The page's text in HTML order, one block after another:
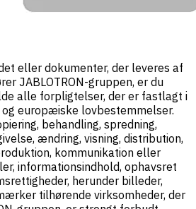
eller dokumenter, der leveres af
JABLOTRON-gruppen, er du
alle forpligtelser, der er fastlagt i
europæiske lovbestemmelser.
behandling, spredning,
ændring, visning, distribution,
kommunikation eller
informationsindhold, ophavsret
herunder billeder,
tilhørende virksomheder, der